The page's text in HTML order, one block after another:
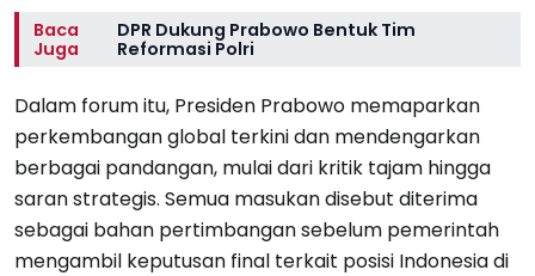
Baca
Juga
DPR Dukung Prabowo Bentuk Tim
Reformasi Polri
Dalam forum itu, Presiden Prabowo memaparkan
perkembangan global terkini dan mendengarkan
berbagai pandangan, mulai dari kritik tajam hingga
saran strategis. Semua masukan disebut diterima
sebagai bahan pertimbangan sebelum pemerintah
mengambil keputusan final terkait posisi Indonesia di